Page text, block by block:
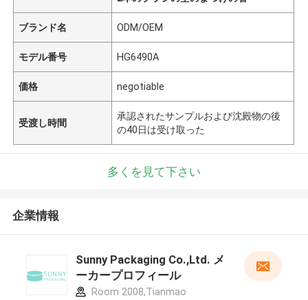
ブランド名 ODM/OEM
モデル番号 HG6490A
価格 negotiable
受渡し時間
承認されたサンプルおよび沈殿物の後
の40日は受け取った
多くを見て下さい
企業情報
Sunny Packaging Co.,Ltd. メ
ーカープロフィール
Room 2008,Tianmao